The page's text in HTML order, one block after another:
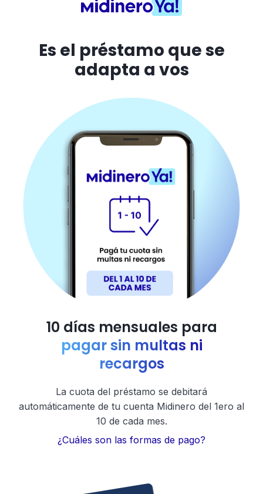
Es el préstamo que se
adapta a vos
10 días mensuales para
pagar sin multas ni
recargos
La cuota del préstamo se debitará
automáticamente de tu cuenta Midinero del 1ero al
10 de cada mes.
¿Cuáles son las formas de pago?